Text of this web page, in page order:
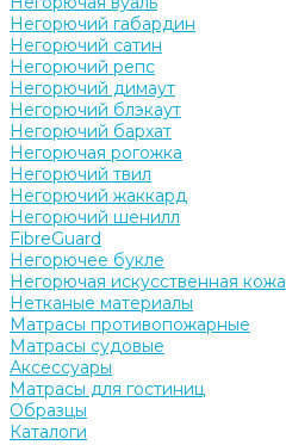
Негорючий габардин
Негорючий сатин
Негорючий репс
Негорючий димаут
Негорючий блэкаут
Негорючий бархат
Негорючая рогожка
Негорючий твил
Негорючий жаккард
Негорючий шенилл
FibreGuard
Негорючее букле
Негорючая искусственная кожа
Нетканые материалы
Матрасы противопожарные
Матрасы судовые
Аксессуары
Матрасы для гостиниц
Образцы
Каталоги